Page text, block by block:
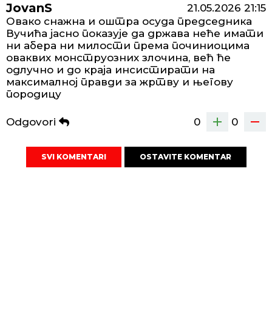
JovanS 21.05.2026 21:15
Овако снажна и оштра осуда председника
Вучића јасно показује да држава неће имати
ни абера ни милости према починиоцима
оваквих монструозних злочина, већ ће
одлучно и до краја инсистирати на
максималној правди за жртву и његову
породицу
Odgovori 0 0
SVI KOMENTARI OSTAVITE KOMENTAR